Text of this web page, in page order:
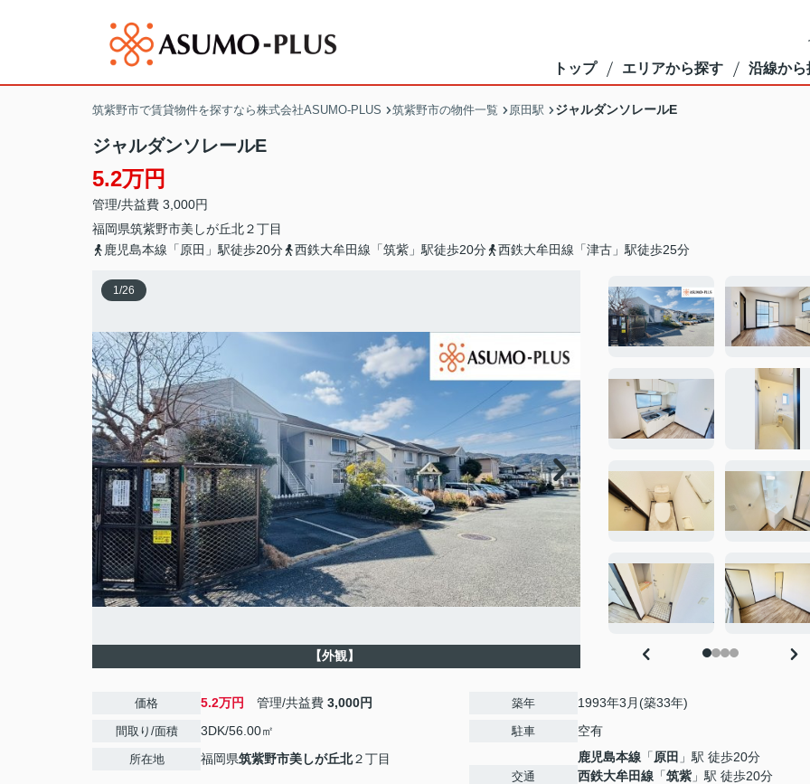
トップ エリアから探す 沿線から
筑紫野市で賃貸物件を探すなら株式会社ASUMO-PLUS 筑紫野市の物件一覧 原田駅 ジャルダンソレールE
ジャルダンソレールE
5.2万円
管理/共益費 3,000円
福岡県筑紫野市美しが丘北２丁目
鹿児島本線「原田」駅徒歩20分
西鉄大牟田線「筑紫」駅徒歩20分 西鉄大牟田線「津古」駅徒歩25分
1/26
【外観】
価格 5.2万円 管理/共益費 3,000円
間取り/面積 3DK/56.00㎡
所在地 福岡県筑紫野市美しが丘北２丁目
築年 1993年3月(築33年)
駐車 空有
交通
鹿児島本線 「原田 」駅 徒歩20分
西鉄大牟田線 「筑紫」駅 徒歩20分